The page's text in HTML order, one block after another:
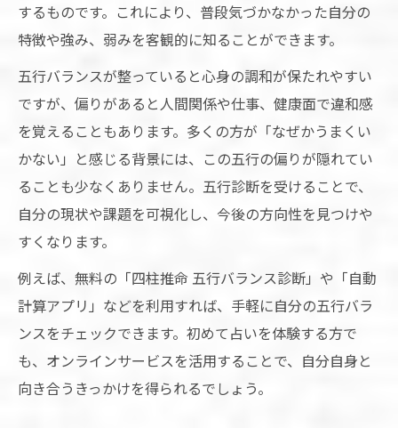
するものです。これにより、普段気づかなかった自分の
特徴や強み、弱みを客観的に知ることができます。
五行バランスが整っていると心身の調和が保たれやすい
ですが、偏りがあると人間関係や仕事、健康面で違和感
を覚えることもあります。多くの方が「なぜかうまくい
かない」と感じる背景には、この五行の偏りが隠れてい
ることも少なくありません。五行診断を受けることで、
自分の現状や課題を可視化し、今後の方向性を見つけや
すくなります。
例えば、無料の「四柱推命 五行バランス診断」や「自動
計算アプリ」などを利用すれば、手軽に自分の五行バラ
ンスをチェックできます。初めて占いを体験する方で
も、オンラインサービスを活用することで、自分自身と
向き合うきっかけを得られるでしょう。